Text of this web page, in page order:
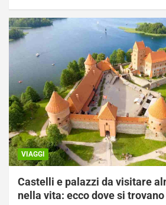
VIAGGI
Castelli e palazzi da visitare
nella vita: ecco dove si trovano